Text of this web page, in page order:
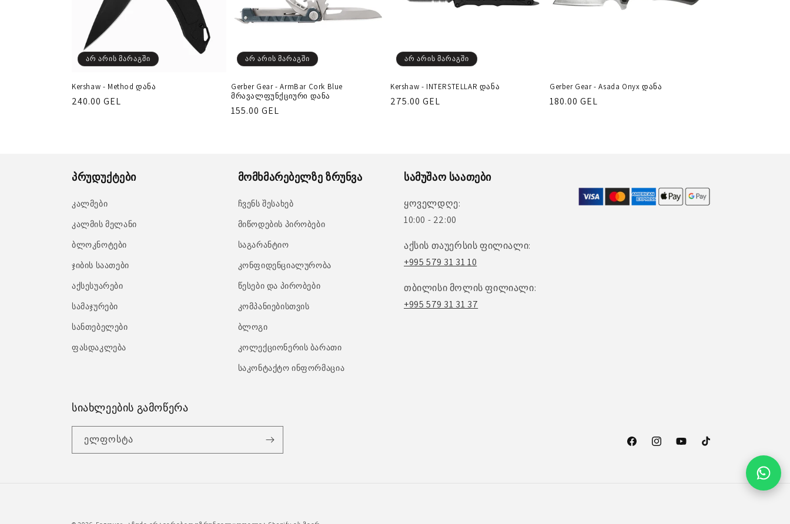
არ არის მარაგში
Kershaw - Method დანა
რეგულარული
240.00 GEL
არ არის მარაგში
Gerber Gear - ArmBar Cork Blue
მრავალფუნქციური დანა
რეგულარული
155.00 GEL
არ არის მარაგში
Kershaw - INTERSTELLAR დანა
რეგულარული
275.00 GEL
Gerber Gear - Asada Onyx დანა
რეგულარული
180.00 GEL
პრუდუქტები
კალმები
კალმის მელანი
ბლოკნოტები
ჯიბის საათები
აქსესუარები
სამაჯურები
სანთებელები
ფასდაკლება
მომხმარებელზე ზრუნვა
ჩვენს შესახებ
მიწოდების პირობები
საგარანტიო
კონფიდენციალურობა
წესები და პირობები
კომპანიებისთვის
ბლოგი
კოლექციონერის ბარათი
საკონტაქტო ინფორმაცია
სამუშაო საათები
ყოველდღე:
10:00 - 22:00
აქსის თაუერსის ფილიალი:
+995 579 31 31 10
თბილისი მოლის ფილიალი:
+995 579 31 31 37
სიახლეების გამოწერა
ელფოსტა
ფეისბუქიინსტაგრამი